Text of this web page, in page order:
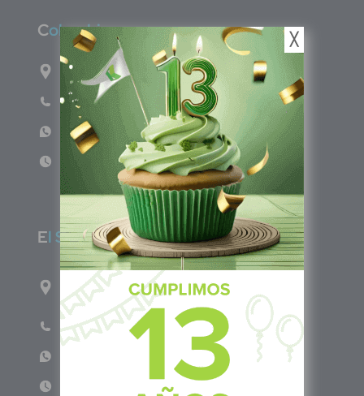
Colombia
Carrera 71G #117-67 INT 3 OFI 701
Teléfono: (601) 522 3869
WhatsApp: +57 317 4651554
Lun - Vie 8:00am - 5:00pm
El Salvador
1ro Cll Pte, y 61 Av Nte, #3206, Local 9, San
Salvador Centro
Teléfono: +503 6986 1402
WhatsApp: +503 7687 3923
Lun - Vie 8:00am - 5:00pm
╳